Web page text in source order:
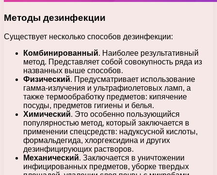
Методы дезинфекции
Существует несколько способов дезинфекции:
Комбинированный. Наиболее результативный
метод. Представляет собой совокупность ряда из
названных выше способов.
Физический. Предусматривает использование
гамма-излучения и ультрафиолетовых ламп, а
также термообработку предметов: кипячение
посуды, предметов гигиены и белья.
Химический. Это особенно пользующийся
популярностью метод, который заключается в
применении спецсредств: надуксусной кислоты,
формальдегида, хлоргексидина и других
дезинфицирующих растворов.
Механический. Заключается в уничтожении
инфицированных предметов, уборке твердых